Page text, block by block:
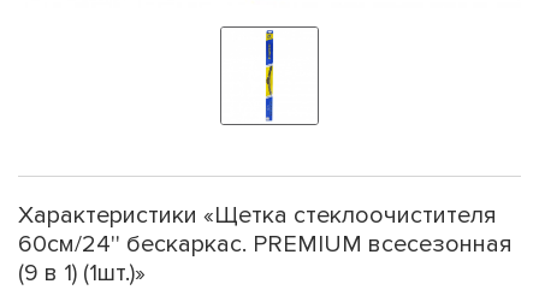
Характеристики «Щетка стеклоочистителя
60см/24'' бескаркас. PREMIUM всесезонная
(9 в 1) (1шт.)»